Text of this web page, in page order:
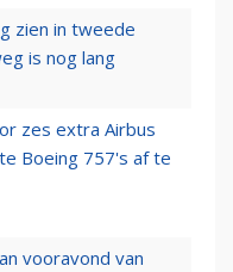
zien in tweede
is nog lang
zes extra Airbus
Boeing 757's af te
vooravond van